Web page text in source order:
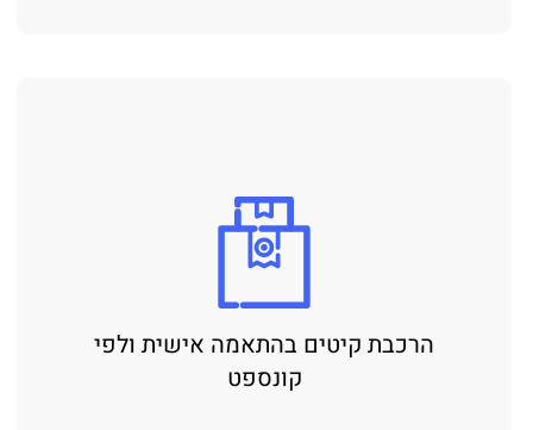
הרכבת קיטים בהתאמה אישית ולפי
קונספט